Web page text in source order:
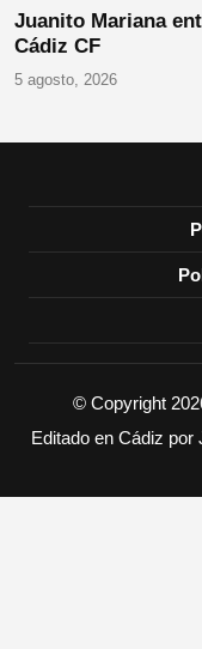
Juanito Mariana
Cádiz CF
5 agosto, 2026
© Copyright
Editado en Cádiz por